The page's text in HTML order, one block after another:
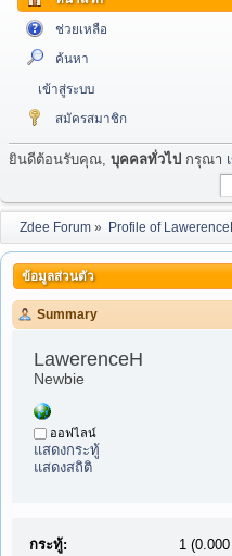
ช่วยเหลือ
ค้นหา
เข้าสู่ระบบ
สมัครสมาชิก
ยินดีต้อนรับคุณ, บุคคลทั่วไป กรุณา
Zdee Forum» Profile of
ข้อมูลส่วนตัว
Summary
LawerenceH
Newbie
ออฟไลน์
แสดงกระทู้
แสดงสถิติ
กระทู้:
1